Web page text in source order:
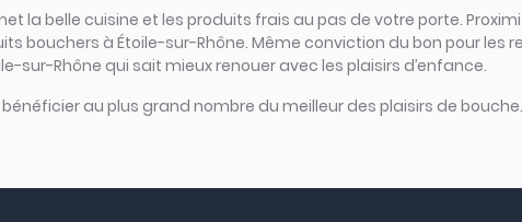
la belle cuisine et les produits frais au pas de votre porte.
bouchers à Étoile-sur-Rhône. Même conviction du bon pour les
sur-Rhône qui sait mieux renouer avec les plaisirs d’enfance.
au plus grand nombre du meilleur des plaisirs de bouche.